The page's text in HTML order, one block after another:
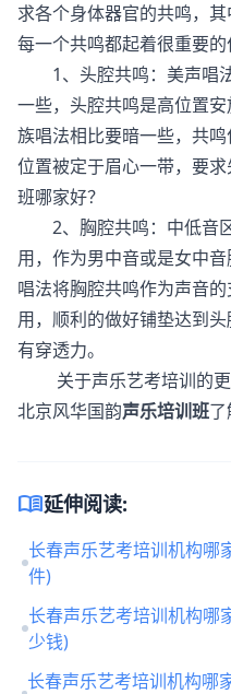
求各个身体器官的共鸣，其
每一个共鸣都起着很重要的
1、头腔共鸣：美声唱
一些，头腔共鸣是高位置
族唱法相比要暗一些，共
位置被定于眉心一带，要
班哪家好？
2、胸腔共鸣：中低音
用，作为男中音或是女中
唱法将胸腔共鸣作为声音
用，顺利的做好铺垫达到头
有穿透力。
关于声乐艺考培训的更
北京风华国韵声乐培训班了
menu_book延伸阅读:
长春声乐艺考培训机构哪
件)
长春声乐艺考培训机构哪
少钱)
长春声乐艺考培训机构哪